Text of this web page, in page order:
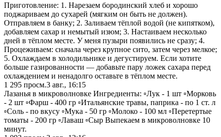
Приготовление: 1. Нарезаем бородинский хлеб и хорошо
поджариваем до сухарей (мягким он быть не должен).
Отправляем в банку; 2. Заливаем тёплой водой (не кипятком),
добавляем сахар и немытый изюм; 3. Настаиваем несколько
дней в тёплом месте. У меня пузыри появились не сразу; 4.
Процеживаем: сначала через крупное сито, затем через мелкое;
5. Охлаждаем в холодильнике и дегустируем. Если хотите
больше газированности — добавьте пару ложек сахара перед
охлаждением и ненадолго оставьте в тёплом месте.
1 295 просм.3 авг., 16:15
Лазанья в микроволновке Ингредиенты: ▫️Лук - 1 шт ▫️Морковь
- 2 шт ▫️Фарш - 400 гр ▫️Итальянские травы, паприка - по 1 ст. л
▫️Соль - по вкусу ▫️Мука - 50 гр ▫️Молоко - 100 мл ▫️Перетертые
томаты - 200 гр ▫️Лаваш ▫️Сыр Выпекаем в микроволновке 10
минут.